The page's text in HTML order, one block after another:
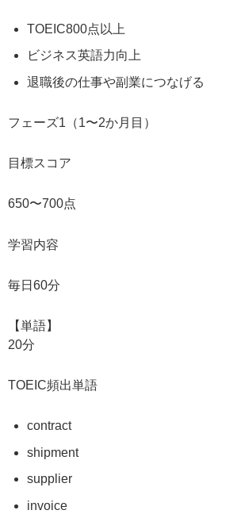
TOEIC800点以上
ビジネス英語力向上
退職後の仕事や副業につなげる
フェーズ1（1〜2か月目）
目標スコア
650〜700点
学習内容
毎日60分
【単語】
20分
TOEIC頻出単語
contract
shipment
supplier
invoice